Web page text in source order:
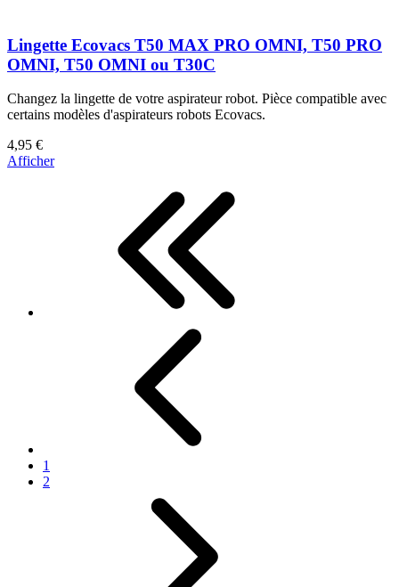
Lingette Ecovacs T50 MAX PRO OMNI, T50 PRO
OMNI, T50 OMNI ou T30C
Changez la lingette de votre aspirateur robot. Pièce compatible avec
certains modèles d'aspirateurs robots Ecovacs.
4,95 €
Afficher
1
2